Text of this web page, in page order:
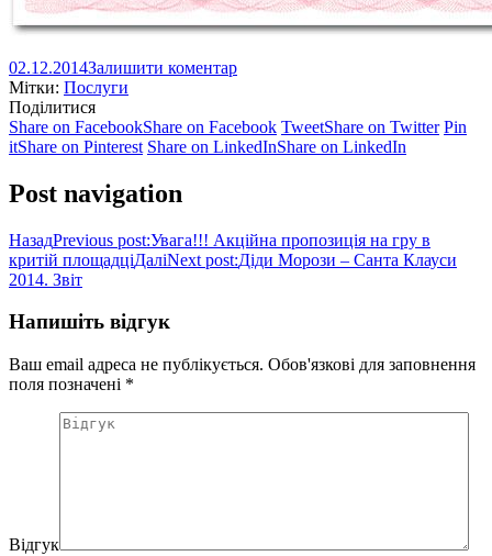
02.12.2014Залишити коментар
Мітки: Послуги
Поділитися
Share on FacebookShare on Facebook TweetShare on Twitter Pin
itShare on Pinterest Share on LinkedInShare on LinkedIn
Post navigation
НазадPrevious post:Увага!!! Акційна пропозиція на гру в
критій площадціДаліNext post:Діди Морози – Санта Клауси
2014. Звіт
Напишіть відгук
Ваш email адреса не публікується. Обов'язкові для заповнення
поля позначені *
Відгук